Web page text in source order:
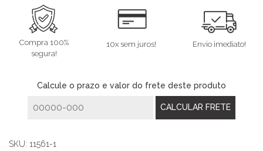
Compra 100%
segura!
10x sem juros! Envio imediato!
Calcule o prazo e valor do frete deste produto
SKU: 11561-1